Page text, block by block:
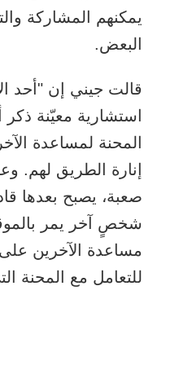
يمكنهم المشاركة
البعض.
قالت جيني إن "أحد
استشارية معيّنة ذكر
المحنة لمساعدة
إنارة الطريق لهم.
صعبة، يصبح بعدها
شخصٍ آخر يمر
مساعدة الآخرين
للتعامل مع المحنة